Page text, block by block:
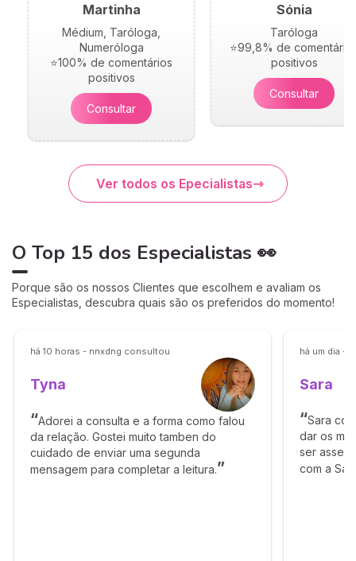
Martinha
Médium, Taróloga,
Numeróloga
⭐100% de comentários
positivos
Consultar
Sónia
Taróloga
⭐99,8% de
positivos
Consultar
Ver todos os Epecialistas
O Top 15 dos Especialistas 👀
Porque são os nossos Clientes que escolhem e avaliam os
Especialistas, descubra quais são os preferidos do momento!
há 10 horas - nnxdng consultou
Tyna
Adorei a consulta e a forma como falou
da relação. Gostei muito tamben do
cuidado de enviar uma segunda
mensagem para completar a leitura.
há um dia -
Sara
Sara
dar os
ser
com a